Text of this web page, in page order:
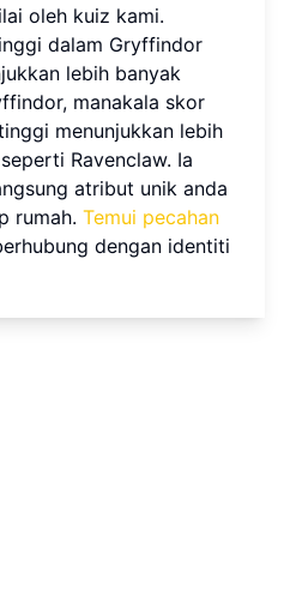
oleh kuiz kami.
dalam Gryffindor
lebih banyak
manakala skor
menunjukkan lebih
Ravenclaw. Ia
atribut unik anda
rumah. Temui pecahan
dengan identiti